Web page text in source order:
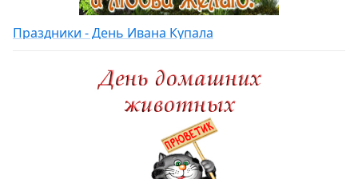
Праздники - День Ивана Купала